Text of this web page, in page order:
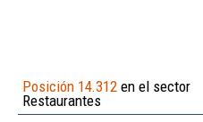
Posición 14.312 en el sector
Restaurantes